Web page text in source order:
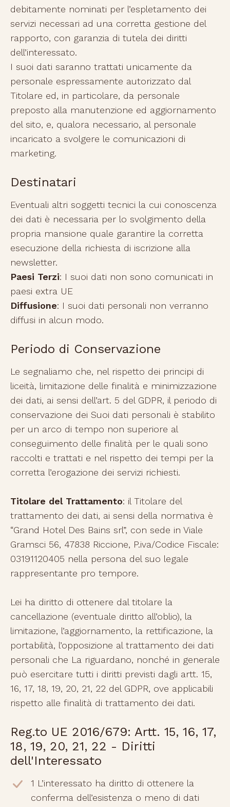
debitamente nominati per l’espletamento dei
servizi necessari ad una corretta gestione del
rapporto, con garanzia di tutela dei diritti
dell’interessato.
I suoi dati saranno trattati unicamente da
personale espressamente autorizzato dal
Titolare ed, in particolare, da personale
preposto alla manutenzione ed aggiornamento
del sito, e, qualora necessario, al personale
incaricato a svolgere le comunicazioni di
marketing.
Destinatari
Eventuali altri soggetti tecnici la cui conoscenza
dei dati è necessaria per lo svolgimento della
propria mansione quale garantire la corretta
esecuzione della richiesta di iscrizione alla
newsletter.
Paesi Terzi: I suoi dati non sono comunicati in
paesi extra UE
Diffusione: I suoi dati personali non verranno
diffusi in alcun modo.
Periodo di Conservazione
Le segnaliamo che, nel rispetto dei principi di
liceità, limitazione delle finalità e minimizzazione
dei dati, ai sensi dell’art. 5 del GDPR, il periodo di
conservazione dei Suoi dati personali è stabilito
per un arco di tempo non superiore al
conseguimento delle finalità per le quali sono
raccolti e trattati e nel rispetto dei tempi per la
corretta l’erogazione dei servizi richiesti.
Titolare del Trattamento: il Titolare del
trattamento dei dati, ai sensi della normativa è
“Grand Hotel Des Bains srl”, con sede in Viale
Gramsci 56, 47838 Riccione, P.iva/Codice Fiscale:
03191120405 nella persona del suo legale
rappresentante pro tempore.
Lei ha diritto di ottenere dal titolare la
cancellazione (eventuale diritto all’oblio), la
limitazione, l’aggiornamento, la rettificazione, la
portabilità, l’opposizione al trattamento dei dati
personali che La riguardano, nonché in generale
può esercitare tutti i diritti previsti dagli artt. 15,
16, 17, 18, 19, 20, 21, 22 del GDPR, ove applicabili
rispetto alle finalità di trattamento dei dati.
Reg.to UE 2016/679: Artt. 15, 16, 17,
18, 19, 20, 21, 22 - Diritti
dell'Interessato
1 L’interessato ha diritto di ottenere la
conferma dell’esistenza o meno di dati